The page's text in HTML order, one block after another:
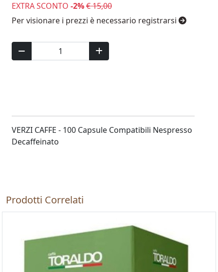
EXTRA SCONTO -2%€ 15,00
Per visionare i prezzi è necessario registrarsi
VERZI CAFFE - 100 Capsule Compatibili Nespresso
Decaffeinato
Prodotti Correlati